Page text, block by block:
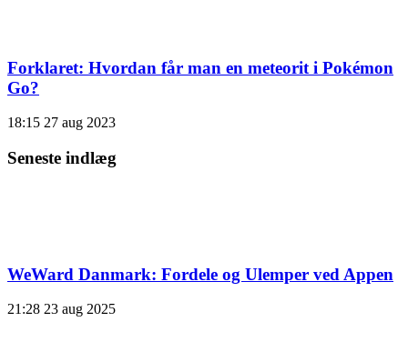
Forklaret: Hvordan får man en meteorit i Pokémon
Go?
18:15 27 aug 2023
Seneste indlæg
WeWard Danmark: Fordele og Ulemper ved Appen
21:28 23 aug 2025